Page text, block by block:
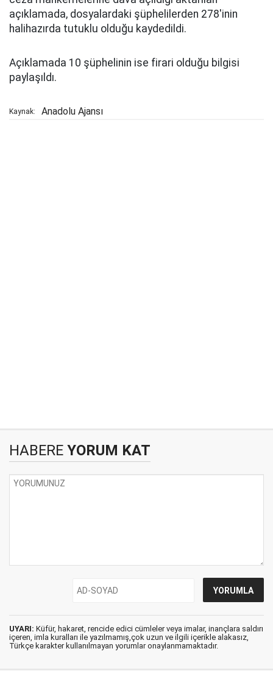
açıklamada, dosyalardaki şüphelilerden 278'inin
halihazırda tutuklu olduğu kaydedildi.
Açıklamada 10 şüphelinin ise firari olduğu bilgisi
paylaşıldı.
Kaynak: Anadolu Ajansı
HABERE YORUM KAT
UYARI: Küfür, hakaret, rencide edici cümleler veya imalar, inançlara saldırı
içeren, imla kuralları ile yazılmamış,çok uzun ve ilgili içerikle alakasız,
Türkçe karakter kullanılmayan yorumlar onaylanmamaktadır.